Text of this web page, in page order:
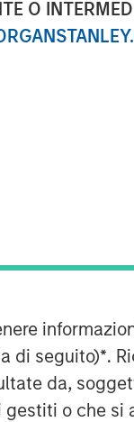
O
di seguito)*.
da,
o che
North Haven
to
long-standing
across a